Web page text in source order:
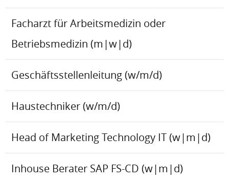
Facharzt für Arbeitsmedizin oder
Betriebsmedizin (m|w|d)
Geschäftsstellenleitung (w/m/d)
Haustechniker (w/m/d)
Head of Marketing Technology IT (w|m|d)
Inhouse Berater SAP FS-CD (w|m|d)